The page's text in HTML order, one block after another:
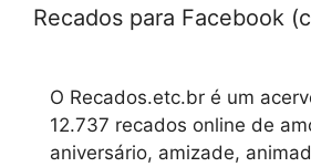
Recados para Facebook
O Recados.etc.br é um
12.737 recados online de
aniversário, amizade,